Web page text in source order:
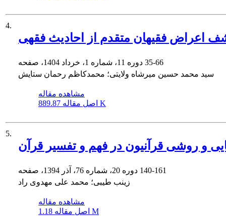
4.
اعراض فقیهان متقدم از احادیث فقهی
35-66
سید محمد حسین میرشاه ولایتی؛ محمدکاظم رحمان ستایش
مشاهده مقاله
اصل مقاله 889.87 K
5.
و روشی قرآنیون در فهم و تفسیر قرآن
140-161
زینب طیبی؛ محمد علی مهدوی راد
مشاهده مقاله
اصل مقاله 1.18 M